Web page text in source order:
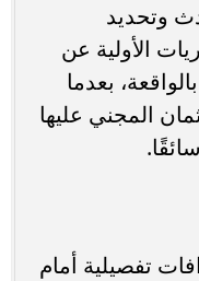
وتحديد
الأولية عن
بعدما
المجني عليها
تفصيلية أمام